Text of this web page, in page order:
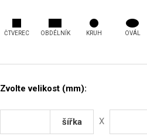
ČTVEREC OBDÉLNÍK KRUH OVÁL
Zvolte velikost (mm):
šířka X